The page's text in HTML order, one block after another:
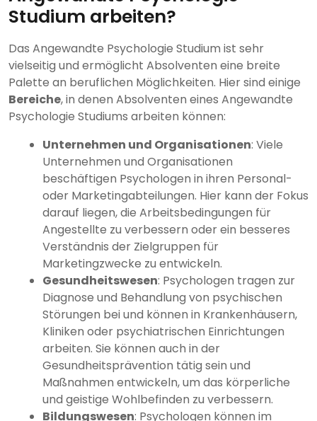
Studium arbeiten?
Das Angewandte Psychologie Studium ist sehr
vielseitig und ermöglicht Absolventen eine breite
Palette an beruflichen Möglichkeiten. Hier sind einige
Bereiche, in denen Absolventen eines Angewandte
Psychologie Studiums arbeiten können:
Unternehmen und Organisationen: Viele
Unternehmen und Organisationen
beschäftigen Psychologen in ihren Personal-
oder Marketingabteilungen. Hier kann der Fokus
darauf liegen, die Arbeitsbedingungen für
Angestellte zu verbessern oder ein besseres
Verständnis der Zielgruppen für
Marketingzwecke zu entwickeln.
Gesundheitswesen: Psychologen tragen zur
Diagnose und Behandlung von psychischen
Störungen bei und können in Krankenhäusern,
Kliniken oder psychiatrischen Einrichtungen
arbeiten. Sie können auch in der
Gesundheitsprävention tätig sein und
Maßnahmen entwickeln, um das körperliche
und geistige Wohlbefinden zu verbessern.
Bildungswesen: Psychologen können im